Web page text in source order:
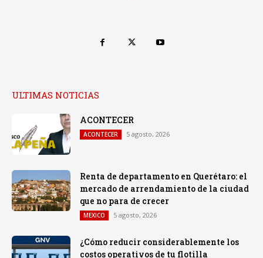
ULTIMAS NOTICIAS
ACONTECER
ACONTECER 5 agosto, 2026
Renta de departamento en Querétaro: el
mercado de arrendamiento de la ciudad
que no para de crecer
MEXICO 5 agosto, 2026
¿Cómo reducir considerablemente los
costos operativos de tu flotilla